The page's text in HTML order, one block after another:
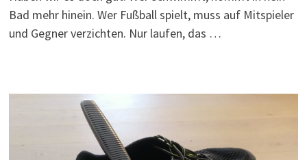
Bad mehr hinein. Wer Fußball spielt, muss auf Mitspieler
und Gegner verzichten. Nur laufen, das …